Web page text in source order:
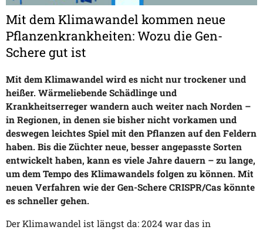
Mit dem Klimawandel kommen neue
Pflanzenkrankheiten: Wozu die Gen-
Schere gut ist
Mit dem Klimawandel wird es nicht nur trockener und
heißer. Wärmeliebende Schädlinge und
Krankheitserreger wandern auch weiter nach Norden –
in Regionen, in denen sie bisher nicht vorkamen und
deswegen leichtes Spiel mit den Pflanzen auf den Feldern
haben. Bis die Züchter neue, besser angepasste Sorten
entwickelt haben, kann es viele Jahre dauern – zu lange,
um dem Tempo des Klimawandels folgen zu können. Mit
neuen Verfahren wie der Gen-Schere CRISPR/Cas könnte
es schneller gehen.
Der Klimawandel ist längst da: 2024 war das in